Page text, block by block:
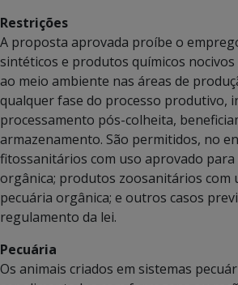
Restrições
A proposta aprovada proíbe o
sintéticos e produtos químicos
ao meio ambiente nas áreas de
qualquer fase do processo produtivo,
processamento pós-colheita,
armazenamento. São permitidos, no
fitossanitários com uso aprovado
orgânica; produtos zoosanitários com
pecuária orgânica; e outros casos
regulamento da lei.
Pecuária
Os animais criados em sistemas